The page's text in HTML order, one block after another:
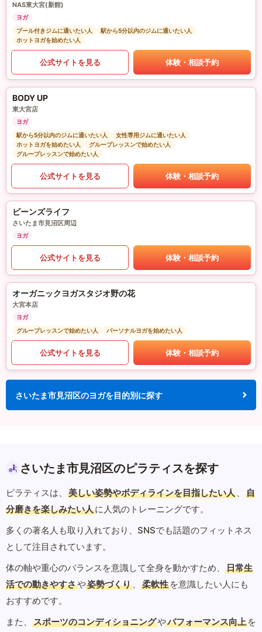
NAS東大宮(新館)
ヨガ
プール付きジムに通いたい人
駅から5分以内のジムに通いたい人
ホットヨガを始めたい人
公式サイトを見る 体験・相談予約
BODY UP
東大宮店
ヨガ
駅から5分以内のジムに通いたい人
女性専用ジムに通いたい人
ホットヨガを始めたい人
グループレッスンで始めたい人
グループレッスンで始めたい人
公式サイトを見る 体験・相談予約
ビーンズライフ
さいたま市見沼区周辺
ヨガ
公式サイトを見る 体験・相談予約
オーガニックヨガスタジオ野の花
大宮本店
ヨガ
グループレッスンで始めたい人
パーソナルヨガを始めたい人
公式サイトを見る 体験・相談予約
さいたま市見沼区のヨガを目的別に探す
さいたま市見沼区のピラティスを探す
ピラティスは、 美しい姿勢やボディラインを目指したい人 、
自
分磨きを楽しみたい人に人気のトレーニングです。
多くの著名人も取り入れており、SNSでも話題のフィットネス
として注目されています。
体の軸や重心のバランスを意識して全身を動かすため、
日常生
活での動きやすさや姿勢づくり 、 柔軟性 を意識したい人にも
おすすめです。
また、
スポーツのコンディショニングやパフォーマンス向上 を